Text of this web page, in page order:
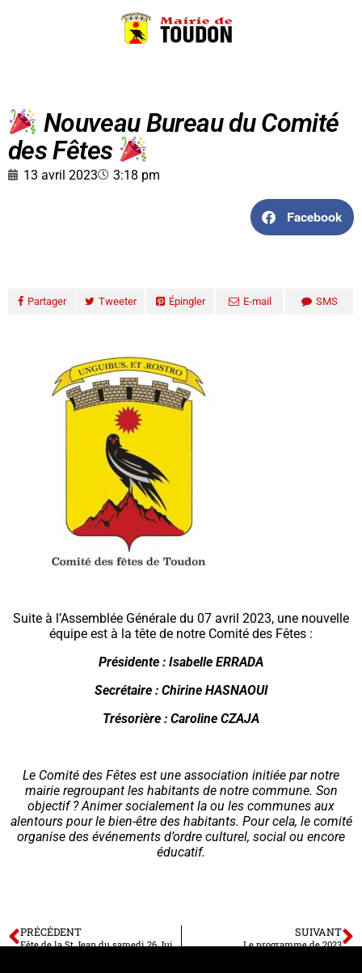
Nouveau Bureau du Comité
des Fêtes
13 avril 2023 3:18 pm
Facebook
Partager Tweeter Épingler E-mail SMS
Suite à l’Assemblée Générale du 07 avril 2023, une nouvelle
équipe est à la tête de notre Comité des Fêtes :
Présidente : Isabelle ERRADA
Secrétaire : Chirine HASNAOUI
Trésorière : Caroline CZAJA
Le Comité des Fêtes est une association initiée par notre
mairie regroupant les habitants de notre commune. Son
objectif ? Animer socialement la ou les communes aux
alentours pour le bien-être des habitants. Pour cela, le comité
organise des événements d’ordre culturel, social ou encore
éducatif.
PRÉCÉDENT
Fête de la St Jean du samedi 26 Juin 2021
SUIVANT
Le programme de 2023